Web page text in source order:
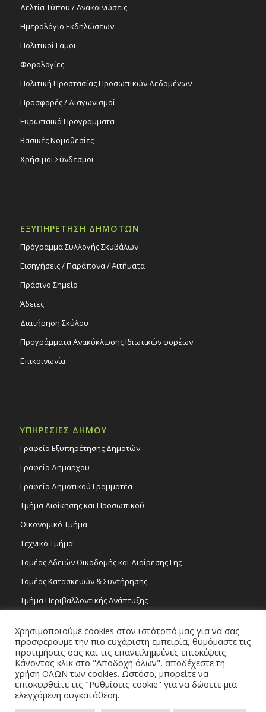
Μαυρίκιος, 23/4/25
Δημοτικό Μέγαρο Στροβόλου
Δελτία Τύπου / Ανακοινώσεις
Ημερολόγιο Εκδηλώσεων
Πολιτικοί Γάμοι
Φορολογίες
Πολιτική Προστασίας Προσωπικών Δεδομένων
Προσφορές / Διαγωνισμοί
Ευρωπαϊκά Προγράμματα
Βασικές Νομοθεσίες
Χρήσιμοι Σύνδεσμοι
ΕΞΥΠΗΡΕΤΗΣΗ ΔΗΜΟΤΩΝ
Πρόγραμμα Συλλογής Σκυβάλων
Εισηγήσεις / Παράπονα / Αιτήματα
Πράσινο Σημείο
Άδειες
Διατήρηση Σκύλου
Προγράμματα Ανακύκλωσης Ιδιωτικών φορέων
Επικοινωνία
ΥΠΗΡΕΣΙΕΣ ΔΗΜΟΥ
Γραφείο Εξυπηρέτησης Δημοτών
Γραφείο Δημάρχου
Γραφείο Δημοτικού Γραμματέα
Τμήμα Διοίκησης και Προσωπικού
Οικονομικό Τμήμα
Τεχνικό Τμήμα
Τομέας Αδειών Οικοδομής και Διαίρεσης Γης
Τομέας Κατασκευών & Συντήρησης
Τμήμα Περιβαλλοντικής Ανάπτυξης
Τομέας Γραμμάτων και Τεχνών
Τροχονομία
Χρησιμοποιούμε cookies στον ιστότοπό μας για να σας
προσφέρουμε την πιο ευχάριστη εμπειρία, θυμόμαστε τις
προτιμήσεις σας και τις επανειλημμένες επισκέψεις.
Κάνοντας κλικ στο "Αποδοχή όλων", αποδέχεστε τη
χρήση ΟΛΩΝ των cookies. Ωστόσο, μπορείτε να
επισκεφθείτε τις "Ρυθμίσεις cookie" για να δώσετε μια
ελεγχόμενη συγκατάθεση.